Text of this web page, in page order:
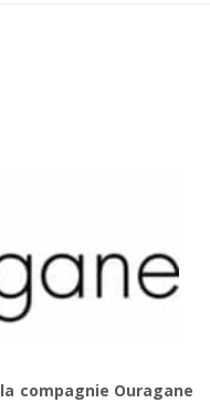
la compagnie Ouragane